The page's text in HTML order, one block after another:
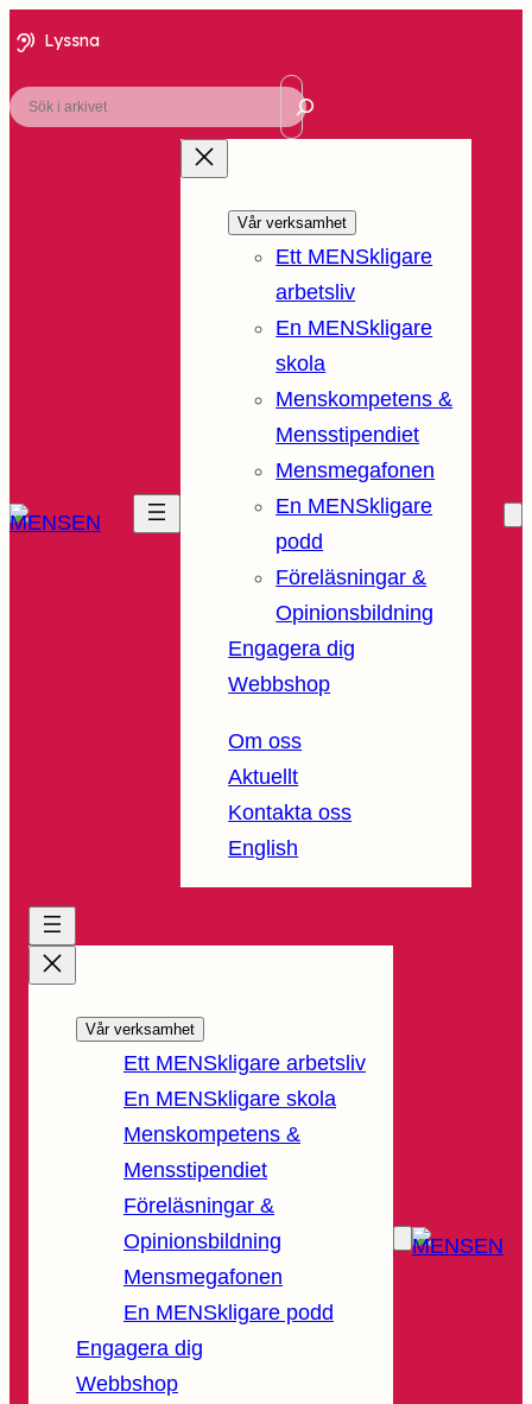
Lyssna
Sök
Vår verksamhet
Ett MENSkligare
arbetsliv
En MENSkligare
skola
Menskompetens &
Mensstipendiet
Mensmegafonen
En MENSkligare
podd
Föreläsningar &
Opinionsbildning
Engagera dig
Webbshop
Om oss
Aktuellt
Kontakta oss
English
Vår verksamhet
Ett MENSkligare arbetsliv
En MENSkligare skola
Menskompetens &
Mensstipendiet
Föreläsningar &
Opinionsbildning
Mensmegafonen
En MENSkligare podd
Engagera dig
Webbshop